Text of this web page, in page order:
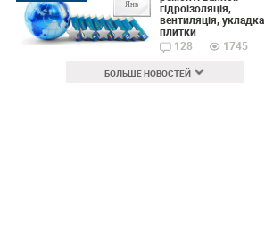
Янв
гідроізоляція,
вентиляція, укладка
плитки
128
1745
БОЛЬШЕ НОВОСТЕЙ